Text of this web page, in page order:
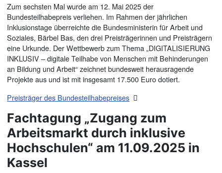
Zum sechsten Mal wurde am 12. Mai 2025 der
Bundesteilhabepreis verliehen. Im Rahmen der jährlichen
Inklusionstage überreichte die Bundesministerin für Arbeit und
Soziales, Bärbel Bas, den drei Preisträgerinnen und Preisträgern
eine Urkunde. Der Wettbewerb zum Thema „DIGITALISIERUNG
INKLUSIV – digitale Teilhabe von Menschen mit Behinderungen
an Bildung und Arbeit“ zeichnet bundesweit herausragende
Projekte aus und ist mit insgesamt 17.500 Euro dotiert.
Preisträger des Bundesteilhabepreises
Fachtagung „Zugang zum
Arbeitsmarkt durch inklusive
Hochschulen“ am 11.09.2025 in
Kassel